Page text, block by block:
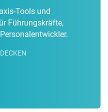
Tools und
Führungskräfte,